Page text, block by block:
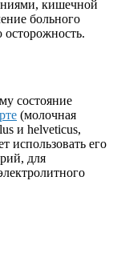
кишечной
больного
осторожность.
состояние
(молочная
и helveticus,
использовать его
для